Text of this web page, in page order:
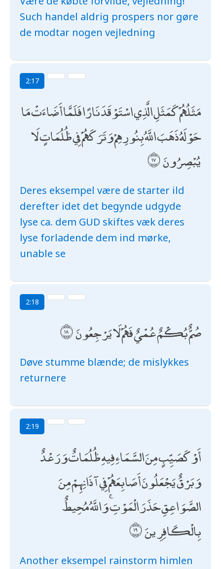
Such handel aldrig prospers nor gøre
de modtar nogen vejledning
2:17
مَثَلُهُمْ كَمَثَلِ الَّذِي اسْتَوْقَدَ نَارًا فَلَمَّا أَضَاءَتْ مَا
حَوْلَهُ ذَهَبَ اللَّهُ بِنُورِهِمْ وَتَرَكَهُمْ فِي ظُلُمَاتٍ لَا
يُبْصِرُونَ
Deres eksempel være de starter ild
derefter idet det begynde udgyde
lyse ca. dem GUD skiftes væk deres
lyse forladende dem ind mørke,
unable se
2:18
صُمٌّ بُكْمٌ عُمْيٌ فَهُمْ لَا يَرْجِعُونَ
Døve stumme blænde; de mislykkes
returnere
2:19
أَوْ كَصَيِّبٍ مِنَ السَّمَاءِ فِيهِ ظُلُمَاتٌ وَرَعْدٌ
وَبَرْقٌ يَجْعَلُونَ أَصَابِعَهُمْ فِي آذَانِهِمْ مِنَ
الصَّوَاعِقِ حَذَرَ الْمَوْتِ ۚ وَاللَّهُ مُحِيطٌ
بِالْكَافِرِينَ
Another eksempel rainstorm himlen